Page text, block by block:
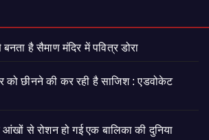
है सैमाण मंदिर में पवित्र डोरा
को छीनने की कर रही है साजिश : एडवोकेट
आंखों से रोशन हो गई एक बालिका की दुनिया